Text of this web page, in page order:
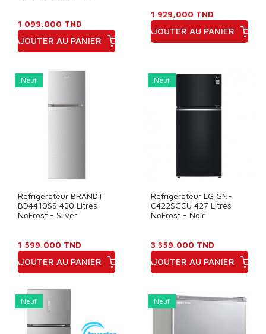
1 099,000 TND
AJOUTER AU PANIER
1 929,000 TND
AJOUTER AU PANIER
Neuf
Réfrigérateur BRANDT
BD4410SS 420 Litres
NoFrost - Silver
1 599,000 TND
AJOUTER AU PANIER
Neuf
Réfrigérateur LG GN-
C422SGCU 427 Litres
NoFrost - Noir
3 359,000 TND
AJOUTER AU PANIER
Neuf Neuf